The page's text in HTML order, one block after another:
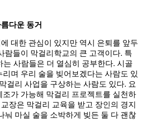
다운 동거
대한 관심이 있지만 역시 은퇴를 앞두
람들이 막걸리학교의 큰 고객이다. 특
는 사람들은 더 열심히 공부한다. 시골
며 우리 술을 빚어보겠다는 사람도 있
걸리 사업을 구상하는 사람도 있다. 요
조가 가능해 막걸리 프로젝트를 실천하
장은 막걸리 교육을 받고 장인의 경지
눠 마실 술을 소박하게 빚든 둘 다 괜찮